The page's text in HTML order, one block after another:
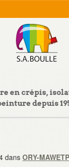
en crépis,
depuis
dans ORY-MAWET